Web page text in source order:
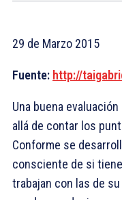
29 de Marzo 2015
Fuente: http://
Una buena
allá de contar los
Conforme se
consciente de si
trabajan con las de